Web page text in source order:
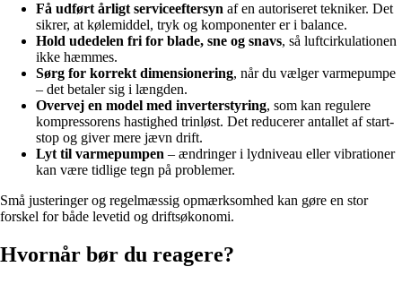
Få udført årligt serviceeftersyn af en autoriseret tekniker. Det
sikrer, at kølemiddel, tryk og komponenter er i balance.
Hold udedelen fri for blade, sne og snavs, så luftcirkulationen
ikke hæmmes.
Sørg for korrekt dimensionering, når du vælger varmepumpe
– det betaler sig i længden.
Overvej en model med inverterstyring, som kan regulere
kompressorens hastighed trinløst. Det reducerer antallet af start-
stop og giver mere jævn drift.
Lyt til varmepumpen – ændringer i lydniveau eller vibrationer
kan være tidlige tegn på problemer.
Små justeringer og regelmæssig opmærksomhed kan gøre en stor
forskel for både levetid og driftsøkonomi.
Hvornår bør du reagere?